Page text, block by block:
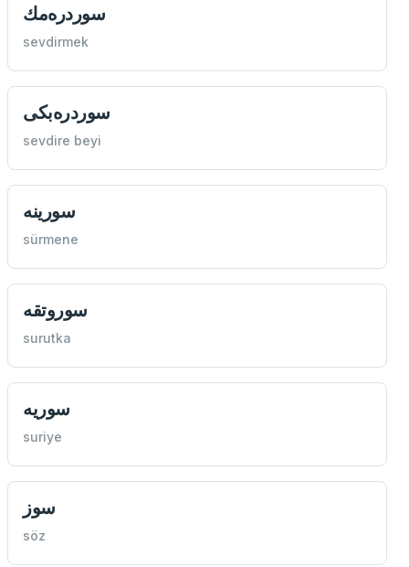
سوردره‌مك
sevdirmek
سوردره‌بكی
sevdire beyi
سورينه
sürmene
سوروتقه
surutka
سوريه
suriye
سوز
söz